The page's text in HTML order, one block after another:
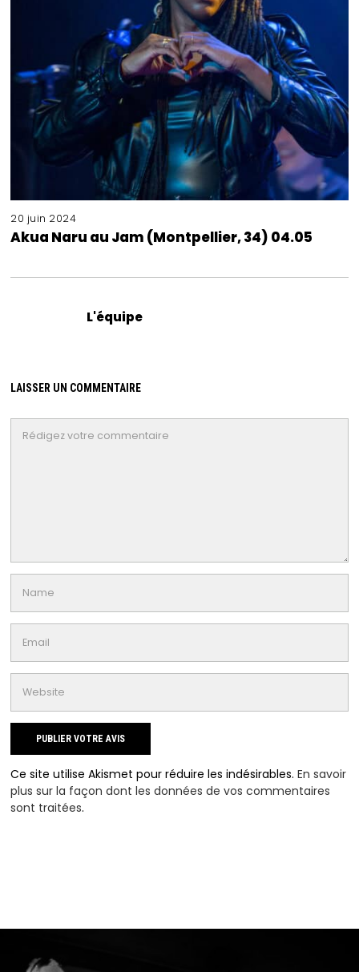
20 juin 2024
Akua Naru au Jam (Montpellier, 34) 04.05
L'équipe
LAISSER UN COMMENTAIRE
Ce site utilise Akismet pour réduire les indésirables.En savoir
plus sur la façon dont les données de vos commentaires
sont traitées.